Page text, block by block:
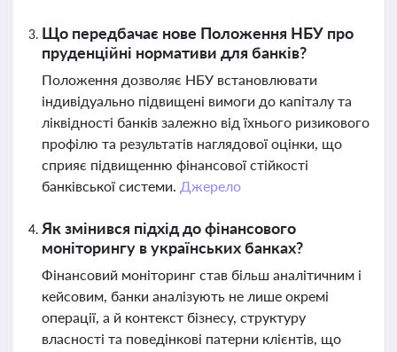
Що передбачає нове Положення НБУ про
пруденційні нормативи для банків?
Положення дозволяє НБУ встановлювати
індивідуально підвищені вимоги до капіталу та
ліквідності банків залежно від їхнього ризикового
профілю та результатів наглядової оцінки, що
сприяє підвищенню фінансової стійкості
банківської системи. Джерело
Як змінився підхід до фінансового
моніторингу в українських банках?
Фінансовий моніторинг став більш аналітичним і
кейсовим, банки аналізують не лише окремі
операції, а й контекст бізнесу, структуру
власності та поведінкові патерни клієнтів, що